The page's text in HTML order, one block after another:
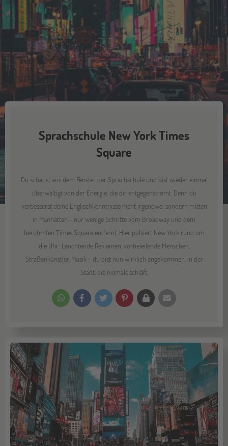
Sprachschule New York Times
Square
Du schaust aus dem Fenster der Sprachschule und bist wieder einmal
überwältigt von der Energie, die dir entgegenströmt. Denn du
verbesserst deine Englischkenntnisse nicht irgendwo, sondern mitten
in Manhattan - nur wenige Schritte vom Broadway und dem
berühmten Times Square entfernt. Hier pulsiert New York rund um
die Uhr: Leuchtende Reklamen, vorbeieilende Menschen,
Straßenkünstler, Musik - du bist nun wirklich angekommen, in der
Stadt, die niemals schläft.